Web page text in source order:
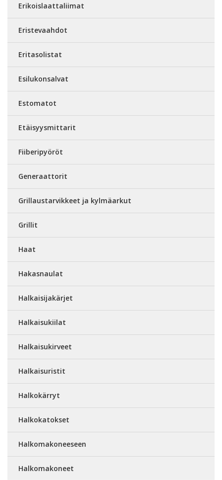
Erikoislaattaliimat
Eristevaahdot
Eritasolistat
Esilukonsalvat
Estomatot
Etäisyysmittarit
Fiiberipyöröt
Generaattorit
Grillaustarvikkeet ja kylmäarkut
Grillit
Haat
Hakasnaulat
Halkaisijakärjet
Halkaisukiilat
Halkaisukirveet
Halkaisuristit
Halkokärryt
Halkokatokset
Halkomakoneeseen
Halkomakoneet